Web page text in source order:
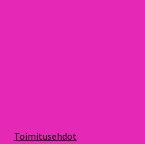
Toimitusehdot